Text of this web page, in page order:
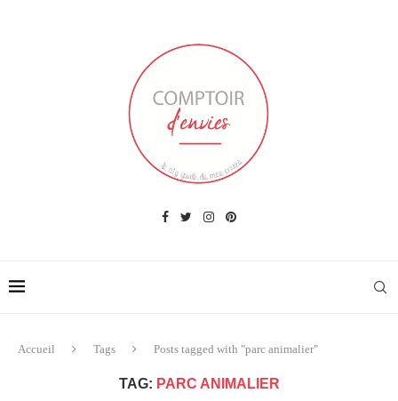
Accueil Tags Posts tagged with "parc animalier"
TAG: PARC ANIMALIER